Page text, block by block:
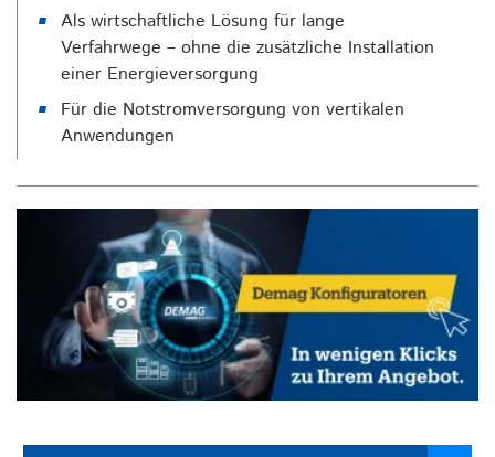
Als wirtschaftliche Lösung für lange
Verfahrwege – ohne die zusätzliche Installation
einer Energieversorgung
Für die Notstromversorgung von vertikalen
Anwendungen